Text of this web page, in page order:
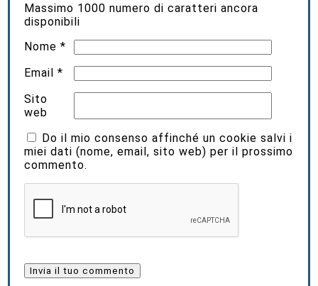
Massimo 1000 numero di caratteri ancora
disponibili
Nome*
Email*
Sito
web
Do il mio consenso affinché un cookie salvi i
miei dati (nome, email, sito web) per il prossimo
commento.